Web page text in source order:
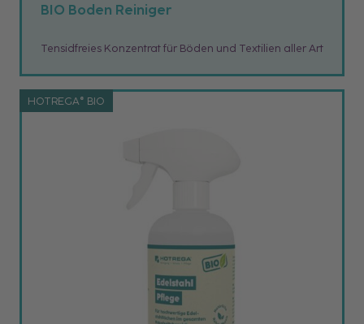
BIO Boden Reiniger
Tensidfreies Konzentrat für Böden und Textilien aller Art
HOTREGA® BIO